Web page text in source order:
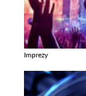
Imprezy